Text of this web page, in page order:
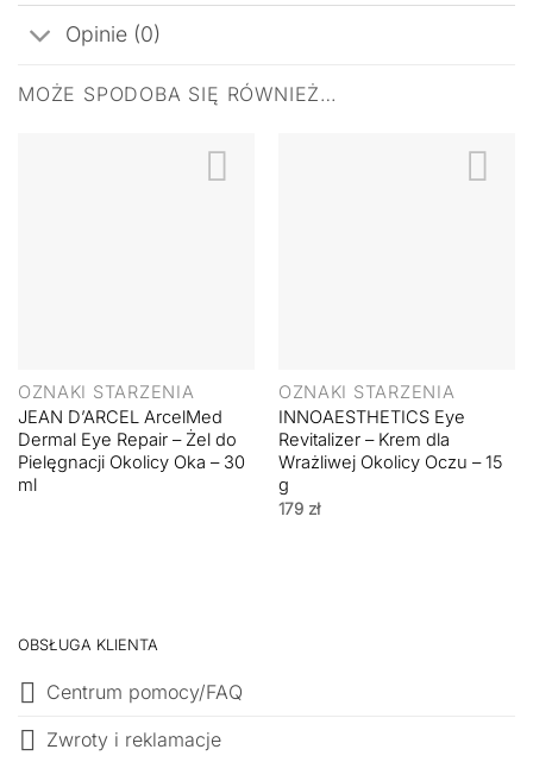
Opinie (0)
MOŻE SPODOBA SIĘ RÓWNIEŻ…
OZNAKI STARZENIA
JEAN D’ARCEL ArcelMed
Dermal Eye Repair – Żel do
Pielęgnacji Okolicy Oka – 30
ml
OZNAKI STARZENIA
INNOAESTHETICS Eye
Revitalizer – Krem dla
Wrażliwej Okolicy Oczu – 15
g
179 zł
OBSŁUGA KLIENTA
Centrum pomocy/FAQ
Zwroty i reklamacje